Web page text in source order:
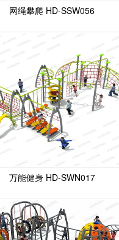
网绳攀爬 HD-SSW056
万能健身 HD-SWN017